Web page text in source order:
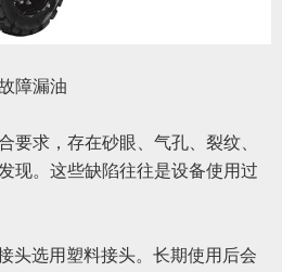
障漏油
要求，存在砂眼、气孔、裂纹、
现。这些缺陷往往是设备使用过
头选用塑料接头。长期使用后会